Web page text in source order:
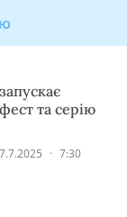
та серію
· 7:30